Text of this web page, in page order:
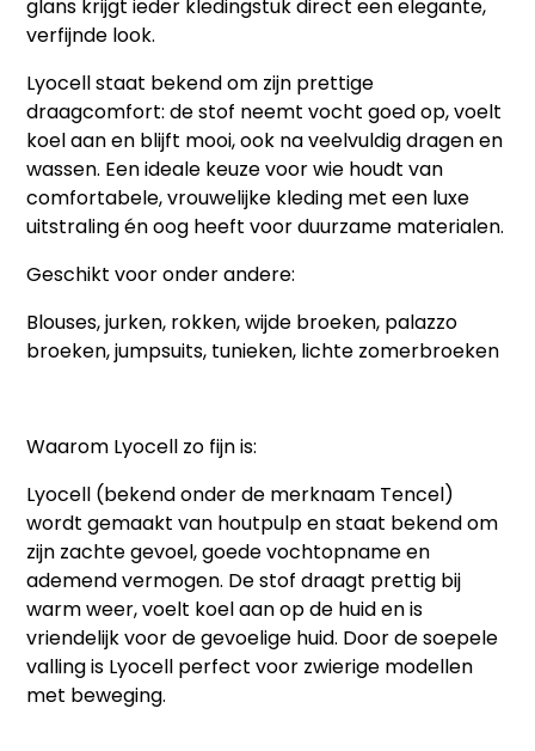
glans krijgt ieder kledingstuk direct een elegante,
verfijnde look.
Lyocell staat bekend om zijn prettige
draagcomfort: de stof neemt vocht goed op, voelt
koel aan en blijft mooi, ook na veelvuldig dragen en
wassen. Een ideale keuze voor wie houdt van
comfortabele, vrouwelijke kleding met een luxe
uitstraling én oog heeft voor duurzame materialen.
Geschikt voor onder andere:
Blouses, jurken, rokken, wijde broeken, palazzo
broeken, jumpsuits, tunieken, lichte zomerbroeken
Waarom Lyocell zo fijn is:
Lyocell (bekend onder de merknaam Tencel)
wordt gemaakt van houtpulp en staat bekend om
zijn zachte gevoel, goede vochtopname en
ademend vermogen. De stof draagt prettig bij
warm weer, voelt koel aan op de huid en is
vriendelijk voor de gevoelige huid. Door de soepele
valling is Lyocell perfect voor zwierige modellen
met beweging.